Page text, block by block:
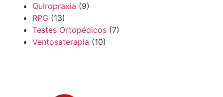
Quiropraxia (9)
RPG (13)
Testes Ortopédicos (7)
Ventosaterapia (10)